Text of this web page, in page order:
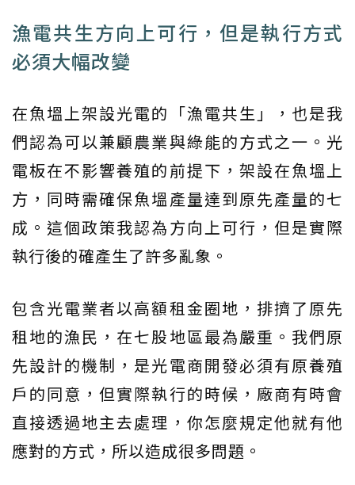
漁電共生方向上可行，但是執行方式
必須大幅改變
在魚塭上架設光電的「漁電共生」，也是我
們認為可以兼顧農業與綠能的方式之一。光
電板在不影響養殖的前提下，架設在魚塭上
方，同時需確保魚塭產量達到原先產量的七
成。這個政策我認為方向上可行，但是實際
執行後的確產生了許多亂象。
包含光電業者以高額租金圈地，排擠了原先
租地的漁民，在七股地區最為嚴重。我們原
先設計的機制，是光電商開發必須有原養殖
戶的同意，但實際執行的時候，廠商有時會
直接透過地主去處理，你怎麼規定他就有他
應對的方式，所以造成很多問題。